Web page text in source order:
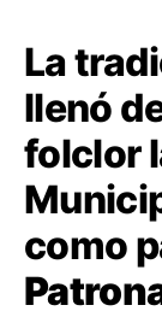
La
llenó
folclor
como